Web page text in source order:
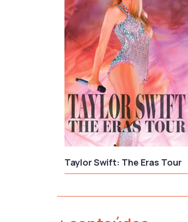
Taylor Swift: The Eras Tour